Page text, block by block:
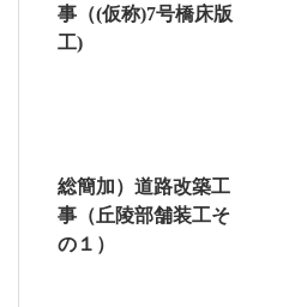
事（(仮称)7号橋床版
工)
総簡加）道路改築工
事（丘陵部舗装工そ
の１）